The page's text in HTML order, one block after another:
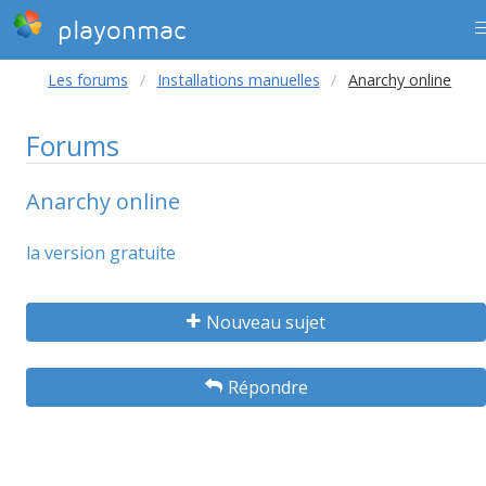
playonmac
Les forums Installations manuelles Anarchy online
Forums
Anarchy online
la version gratuite
Nouveau sujet
Répondre